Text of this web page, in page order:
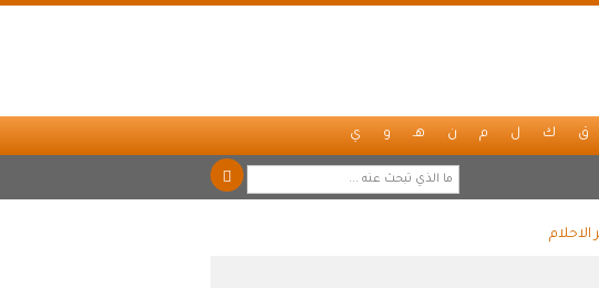
ق ك ل م ن هـ و ي